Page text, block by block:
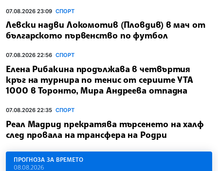
07.08.2026 23:09 СПОРТ
Левски надви Локомотив (Пловдив) в мач от
българското първенство по футбол
07.08.2026 22:56 СПОРТ
Елена Рибакина продължава в четвъртия
кръг на турнира по тенис от сериите УТА
1000 в Торонто, Мира Андреева отпадна
07.08.2026 22:35 СПОРТ
Реал Мадрид прекратява търсенето на халф
след провала на трансфера на Родри
ПРОГНОЗА ЗА ВРЕМЕТО
08.08.2026